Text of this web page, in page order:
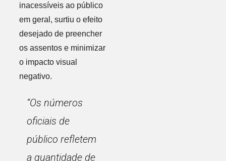
inacessíveis ao público
em geral, surtiu o efeito
desejado de preencher
os assentos e minimizar
o impacto visual
negativo.
“Os números
oficiais de
público refletem
a quantidade de